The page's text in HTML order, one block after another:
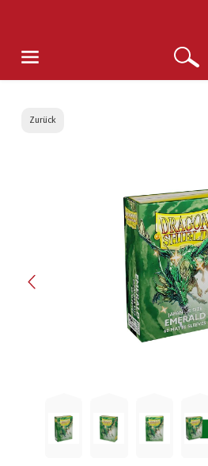
Zurück